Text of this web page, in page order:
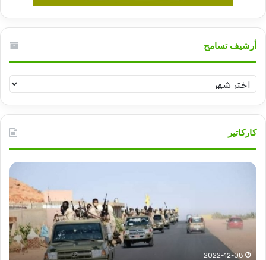
أرشيف تسامح
أرشيف
تسامح
كاركاتير
عبد
يكتب:
مشاكل
(تحقيقات
2026-08-03